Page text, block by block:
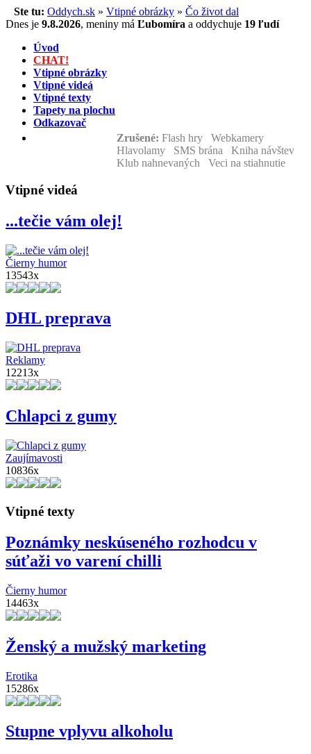
Ste tu: Oddych.sk » Vtipné obrázky » Čo život dal
Dnes je 9.8.2026, meniny má Ľubomíra a oddychuje 19 ľudí
Úvod
CHAT!
Vtipné obrázky
Vtipné videá
Vtipné texty
Tapety na plochu
Odkazovač
Zrušené: Flash hry Webkamery
Hlavolamy SMS brána Kniha návštev
Klub nahnevaných Veci na stiahnutie
Vtipné videá
...tečie vám olej!
Čierny humor
13543x
DHL preprava
Reklamy
12213x
Chlapci z gumy
Zaujímavosti
10836x
Vtipné texty
Poznámky neskúseného rozhodcu v
súťaži vo varení chilli
Čierny humor
14463x
Ženský a mužský marketing
Erotika
15286x
Stupne vplyvu alkoholu